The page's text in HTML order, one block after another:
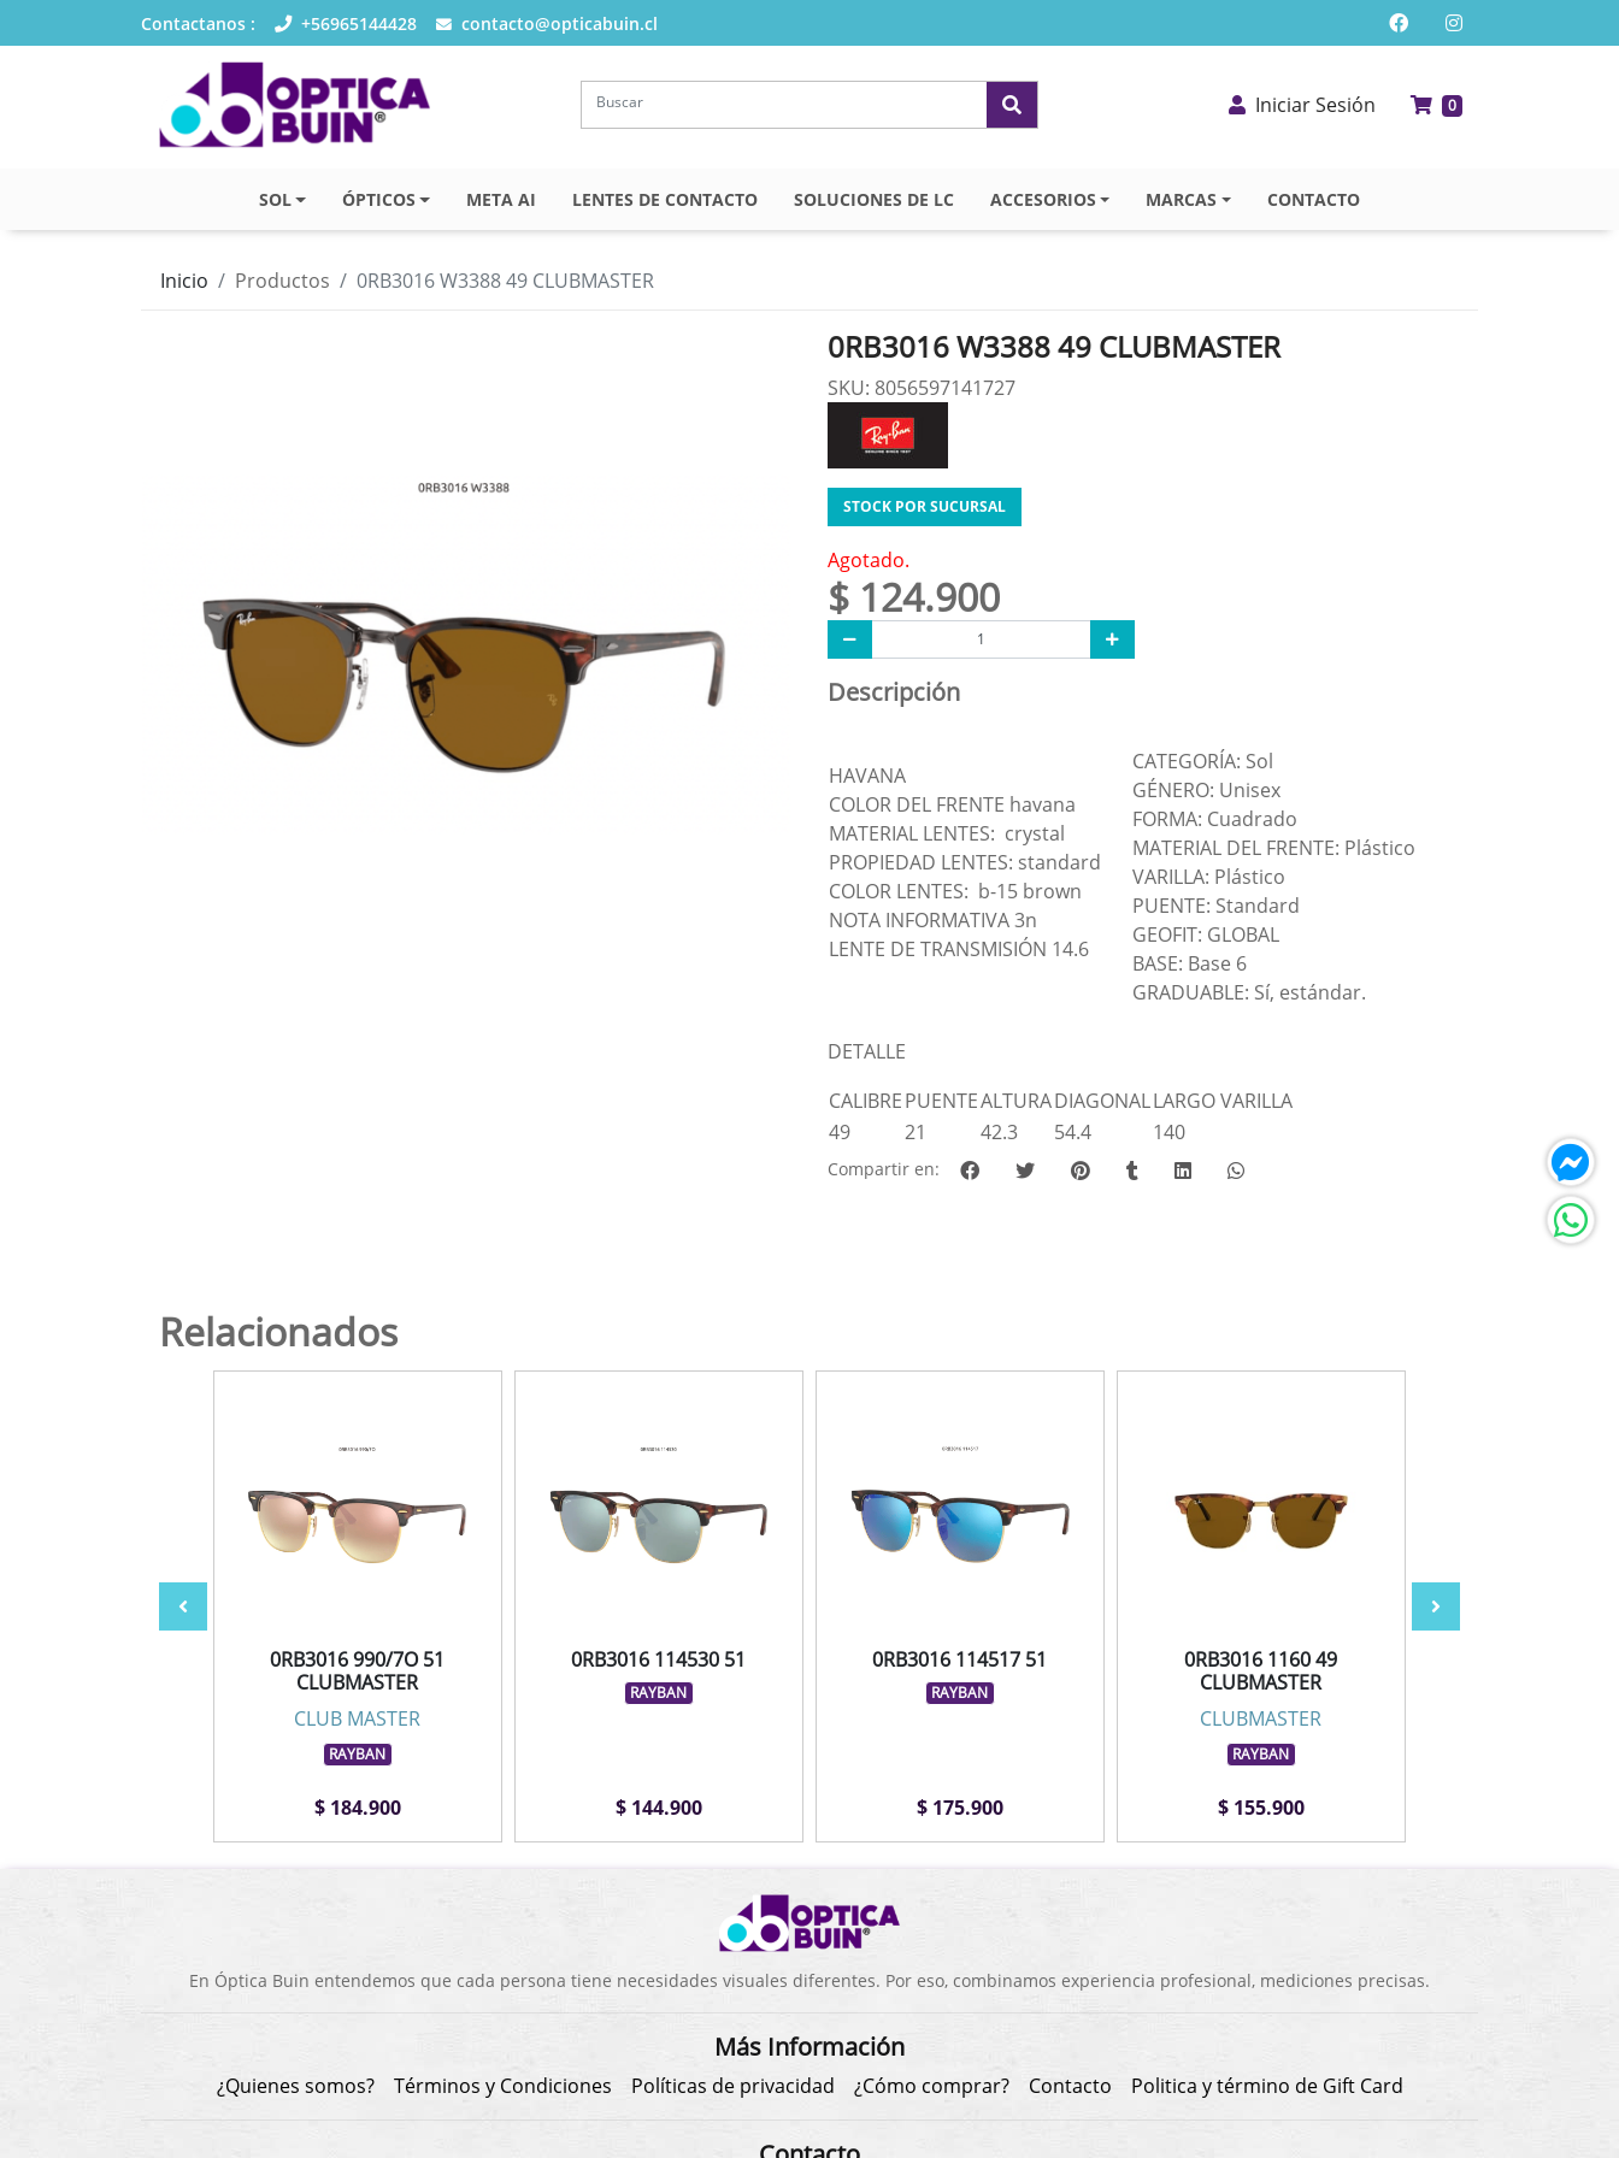
Contactanos : +56965144428 contacto@opticabuin.cl
Iniciar Sesión 0
SOL ÓPTICOS META AI LENTES DE CONTACTO SOLUCIONES DE LC ACCESORIOS MARCAS CONTACTO
Inicio Productos 0RB3016 W3388 49 CLUBMASTER
0RB3016 W3388 49 CLUBMASTER
SKU: 8056597141727
STOCK POR SUCURSAL
Agotado.
$ 124.900
Descripción
HAVANA
COLOR DEL FRENTE havana
MATERIAL LENTES: crystal
PROPIEDAD LENTES: standard
COLOR LENTES: b-15 brown
NOTA INFORMATIVA 3n
LENTE DE TRANSMISIÓN 14.6
CATEGORÍA: Sol
GÉNERO: Unisex
FORMA: Cuadrado
MATERIAL DEL FRENTE: Plástico
VARILLA: Plástico
PUENTE: Standard
GEOFIT: GLOBAL
BASE: Base 6
GRADUABLE: Sí, estándar.
DETALLE
CALIBREPUENTEALTURADIAGONALLARGO VARILLA
49
21 42.3 54.4 140
Compartir en:
Relacionados
0RB3016 990/7O 51
CLUBMASTER
CLUB MASTER
RAYBAN
$ 184.900
0RB3016 114530 51
RAYBAN
$ 144.900
0RB3016 114517 51
RAYBAN
$ 175.900
0RB3016 1160 49
CLUBMASTER
CLUBMASTER
RAYBAN
$ 155.900
En Óptica Buin entendemos que cada persona tiene necesidades visuales diferentes. Por eso, combinamos experiencia profesional, mediciones precisas.
Más Información
¿Quienes somos? Términos y Condiciones Políticas de privacidad ¿Cómo comprar? Contacto Politica y término de Gift Card